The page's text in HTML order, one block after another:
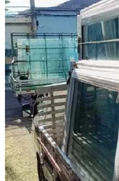
Fábrica de esquadrias
Fábrica esquadrias de alumínio
Fábrica de esquadrias de
Fábrica de esquadrias de
Fábrica de janela acústica
Fábrica de janela de alumínio
Fábrica de janela anti ruído